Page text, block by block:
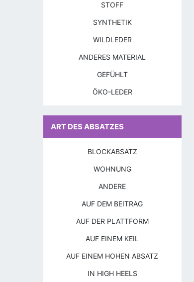
STOFF
SYNTHETIK
WILDLEDER
ANDERES MATERIAL
GEFÜHLT
ÖKO-LEDER
ART DES ABSATZES
BLOCKABSATZ
WOHNUNG
ANDERE
AUF DEM BEITRAG
AUF DER PLATTFORM
AUF EINEM KEIL
AUF EINEM HOHEN ABSATZ
IN HIGH HEELS